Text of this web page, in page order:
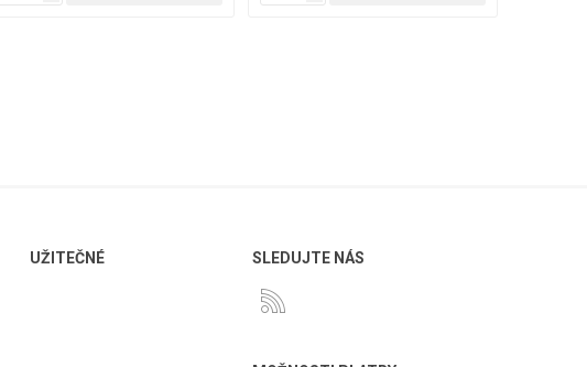
UŽITEČNÉ SLEDUJTE NÁS